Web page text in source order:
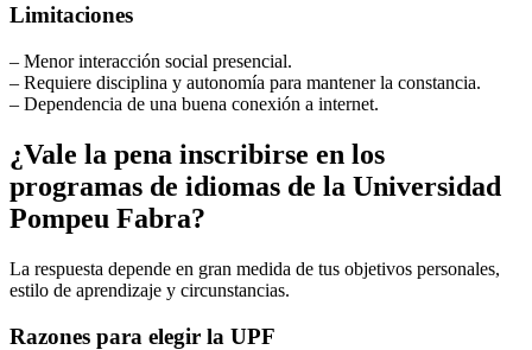
Limitaciones
– Menor interacción social presencial.
– Requiere disciplina y autonomía para mantener la constancia.
– Dependencia de una buena conexión a internet.
¿Vale la pena inscribirse en los
programas de idiomas de la Universidad
Pompeu Fabra?
La respuesta depende en gran medida de tus objetivos personales,
estilo de aprendizaje y circunstancias.
Razones para elegir la UPF